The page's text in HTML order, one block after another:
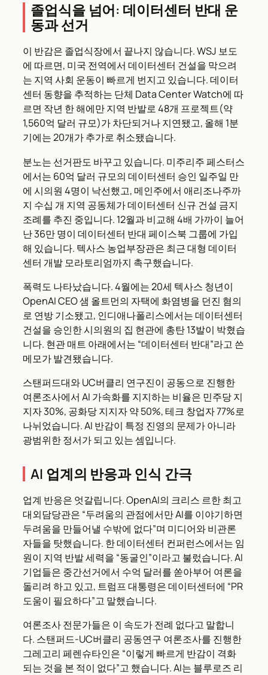
졸업식을 넘어: 데이터센터 반대 운
동과 선거
이 반감은 졸업식장에서 끝나지 않습니다. WSJ 보도
에 따르면, 미국 전역에서 데이터센터 건설을 막으려
는 지역 사회 운동이 빠르게 번지고 있습니다. 데이터
센터 동향을 추적하는 단체 Data Center Watch에 따
르면 작년 한 해에만 지역 반발로 48개 프로젝트(약
1,560억 달러 규모)가 차단되거나 지연됐고, 올해 1분
기에는 20개가 추가로 취소됐습니다.
분노는 선거판도 바꾸고 있습니다. 미주리주 페스터스
에서는 60억 달러 규모의 데이터센터 승인 일주일 만
에 시의원 4명이 낙선했고, 메인주에서 애리조나주까
지 수십 개 지역 공동체가 데이터센터 신규 건설 금지
조례를 추진 중입니다. 12월과 비교해 4배 가까이 늘어
난 36만 명이 데이터센터 반대 페이스북 그룹에 가입
해 있습니다. 텍사스 농업부장관은 최근 대형 데이터
센터 개발 모라토리엄까지 촉구했습니다.
폭력도 나타났습니다. 4월에는 20세 텍사스 청년이
OpenAI CEO 샘 올트먼의 자택에 화염병을 던진 혐의
로 연방 기소됐고, 인디애나폴리스에서는 데이터센터
건설을 승인한 시의원의 집 현관에 총탄 13발이 박혔습
니다. 현관 매트 아래에서는 “데이터센터 반대”라고 쓴
메모가 발견됐습니다.
스탠퍼드대와 UC버클리 연구진이 공동으로 진행한
여론조사에서 AI 가속화를 지지하는 비율은 민주당 지
지자 30%, 공화당 지지자 약 50%, 테크 창업자 77%로
나뉘었습니다. AI 반감이 특정 진영의 문제가 아니라
광범위한 정서가 되고 있는 셈입니다.
AI 업계의 반응과 인식 간극
업계 반응은 엇갈립니다. OpenAI의 크리스 르한 최고
대외담당관은 “두려움의 관점에서만 AI를 이야기하면
두려움을 만들어낼 수밖에 없다”며 미디어와 비관론
자들을 탓했습니다. 한 데이터센터 컨퍼런스에서는 임
원이 지역 반발 세력을 “동굴인”이라고 불렀습니다. AI
기업들은 중간선거에서 수억 달러를 쏟아부어 여론을
돌리려 하고 있고, 트럼프 대통령은 데이터센터에 “PR
도움이 필요하다”고 말했습니다.
여론조사 전문가들은 이 속도가 전례 없다고 말합니
다. 스탠퍼드-UC버클리 공동연구 여론조사를 진행한
그레고리 페렌슈타인은 “이렇게 빠르게 반감이 격화
되는 것을 본 적이 없다”고 했습니다. AI는 블루로즈 리